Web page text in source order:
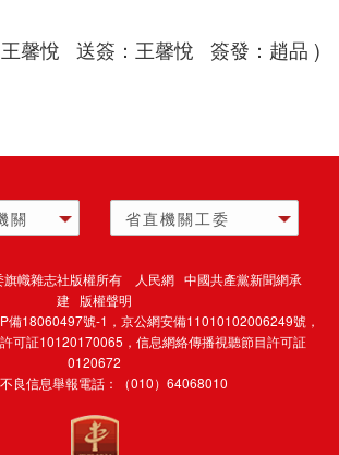
馨悅 送簽：王馨悅 簽發：趙品 )
關 省直機關工委
旗幟雜志社版權所有 人民網 中國共產黨新聞網承
建 版權聲明
備18060497號-1 ，京公網安備11010102006249號，
可証10120170065，信息網絡傳播視聽節目許可証
0120672
良信息舉報電話：（010）64068010